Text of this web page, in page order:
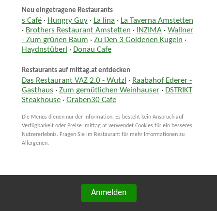
Neu eingetragene Restaurants
s Café· Hungry Guy· La lina · La Taverna Amstetten
· Brothers Restaurant Amstetten · INZIMA· Wallner
- Zum grünen Baum · Zu Den 3 Goldenen Kugeln ·
Haydnstüberl · Donau Cafe
Restaurants auf mittag.at entdecken
Das Restaurant VAZ 2.0 - Wutzl · Raabahof Ederer -
Gasthaus · Zum gemütlichen Weinhauser· DSTRIKT
Steakhouse· Graben30 Cafe
Die Menüs dienen nur der Information. Es besteht kein Anspruch auf
Verfügbarkeit oder Preise. mittag.at verwendet Cookies für ein besseres
Nutzererlebnis. Fragen Sie im Restaurant für mehr Informationen zu
Allergenen.
Anmelden